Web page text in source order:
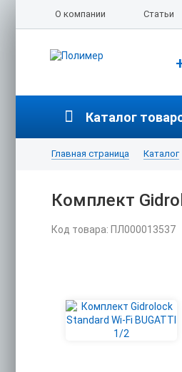
О компании Статьи
Каталог
Главная страница Каталог
Комплект
Код товара: ПЛ000013537